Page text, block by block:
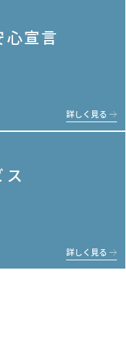
心宣言
詳しく見る
ス
詳しく見る